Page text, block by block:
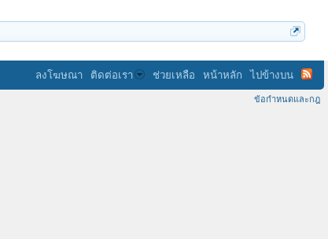
ลงโฆษณา ติดต่อเรา ช่วยเหลือ หน้าหลัก ไปข้างบน
ข้อกำหนดและกฎ